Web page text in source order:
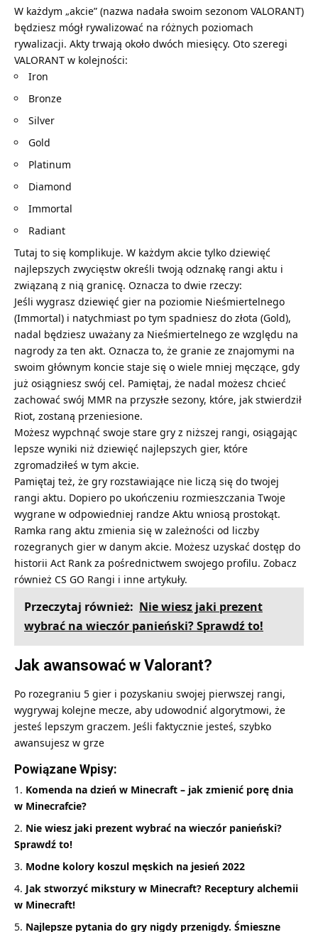
W każdym „akcie” (nazwa nadała swoim sezonom VALORANT)
będziesz mógł rywalizować na różnych poziomach
rywalizacji. Akty trwają około dwóch miesięcy. Oto szeregi
VALORANT w kolejności:
Iron
Bronze
Silver
Gold
Platinum
Diamond
Immortal
Radiant
Tutaj to się komplikuje. W każdym akcie tylko dziewięć
najlepszych zwycięstw określi twoją odznakę rangi aktu i
związaną z nią granicę. Oznacza to dwie rzeczy:
Jeśli wygrasz dziewięć gier na poziomie Nieśmiertelnego
(Immortal) i natychmiast po tym spadniesz do złota (Gold),
nadal będziesz uważany za Nieśmiertelnego ze względu na
nagrody za ten akt. Oznacza to, że granie ze znajomymi na
swoim głównym koncie staje się o wiele mniej męczące, gdy
już osiągniesz swój cel. Pamiętaj, że nadal możesz chcieć
zachować swój MMR na przyszłe sezony, które, jak stwierdził
Riot, zostaną przeniesione.
Możesz wypchnąć swoje stare gry z niższej rangi, osiągając
lepsze wyniki niż dziewięć najlepszych gier, które
zgromadziłeś w tym akcie.
Pamiętaj też, że gry rozstawiające nie liczą się do twojej
rangi aktu. Dopiero po ukończeniu rozmieszczania Twoje
wygrane w odpowiedniej randze Aktu wniosą prostokąt.
Ramka rang aktu zmienia się w zależności od liczby
rozegranych gier w danym akcie. Możesz uzyskać dostęp do
historii Act Rank za pośrednictwem swojego profilu. Zobacz
również CS GO Rangi i inne artykuły.
Przeczytaj również: Nie wiesz jaki prezent
wybrać na wieczór panieński? Sprawdź to!
Jak awansować w Valorant?
Po rozegraniu 5 gier i pozyskaniu swojej pierwszej rangi,
wygrywaj kolejne mecze, aby udowodnić algorytmowi, że
jesteś lepszym graczem. Jeśli faktycznie jesteś, szybko
awansujesz w grze
Powiązane Wpisy:
Komenda na dzień w Minecraft – jak zmienić porę dnia
w Minecrafcie?
Nie wiesz jaki prezent wybrać na wieczór panieński?
Sprawdź to!
Modne kolory koszul męskich na jesień 2022
Jak stworzyć mikstury w Minecraft? Receptury alchemii
w Minecraft!
Najlepsze pytania do gry nigdy przenigdy. Śmieszne